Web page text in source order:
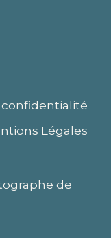
Légales
de